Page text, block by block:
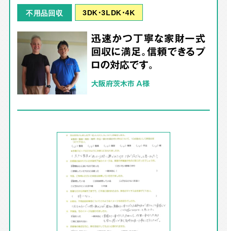
不用品回収 3DK･3LDK･4K
迅速かつ丁寧な家財一式
回収に満足。信頼できるプ
ロの対応です。
大阪府茨木市 A様